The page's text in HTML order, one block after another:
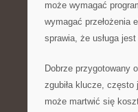
może wymagać
wymagać przełożenia
sprawia, że usługa
Dobrze przygotowany
zgubiła klucze, często
może martwić się